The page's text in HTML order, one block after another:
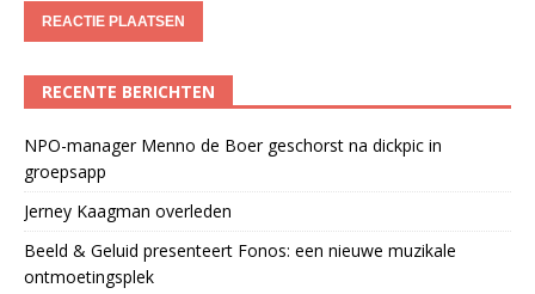
RECENTE BERICHTEN
NPO-manager Menno de Boer geschorst na dickpic in
groepsapp
Jerney Kaagman overleden
Beeld & Geluid presenteert Fonos: een nieuwe muzikale
ontmoetingsplek